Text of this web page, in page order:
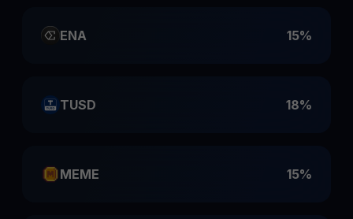
ENA 15%
TUSD 18%
MEME 15%